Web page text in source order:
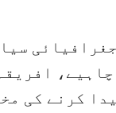
کرنے کی